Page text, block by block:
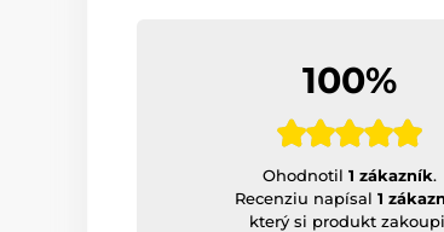
100%
Ohodnotil1 zákazník.
Recenziu napísal 1
který si produkt